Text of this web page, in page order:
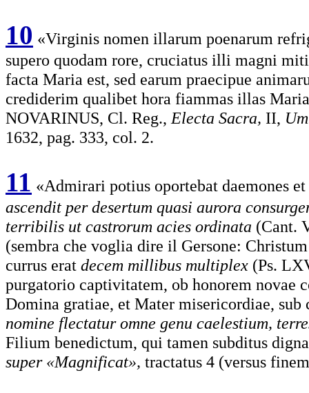
10 «Virginis nomen illarum poenarum
supero quodam rore, cruciatus illi magni
facta Maria est, sed earum praecipue
crediderim qualibet hora fiammas illas
NOVARINUS, Cl. Reg., Electa Sacra, II,
1632, pag. 333, col. 2.
11 «Admirari potius oportebat daemones
ascendit per desertum quasi aurora
terribilis ut castrorum acies ordinata (Cant.
(sembra che voglia dire il Gersone:
currus erat decem millibus multiplex (Ps.
purgatorio captivitatem, ob honorem novae
Domina gratiae, et Mater misericordiae,
nomine flectatur omne genu caelestium,
Filium benedictum, qui tamen subditus
super «Magnificat», tractatus 4 (versus